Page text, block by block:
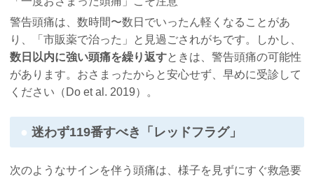
警告頭痛は、数時間〜数日でいったん軽くなることがあ
り、「市販薬で治った」と見過ごされがちです。しかし、
数日以内に強い頭痛を繰り返すときは、警告頭痛の可能性
があります。おさまったからと安心せず、早めに受診して
ください（Do et al. 2019）。
迷わず119番すべき「レッドフラグ」
次のようなサインを伴う頭痛は、様子を見ずにすぐ救急要